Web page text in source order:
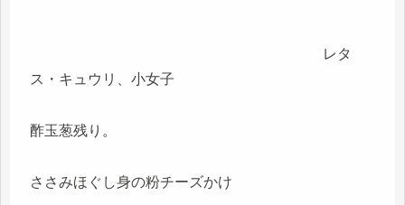
レタ
ス・キュウリ、小女子
酢玉葱残り。
ささみほぐし身の粉チーズかけ